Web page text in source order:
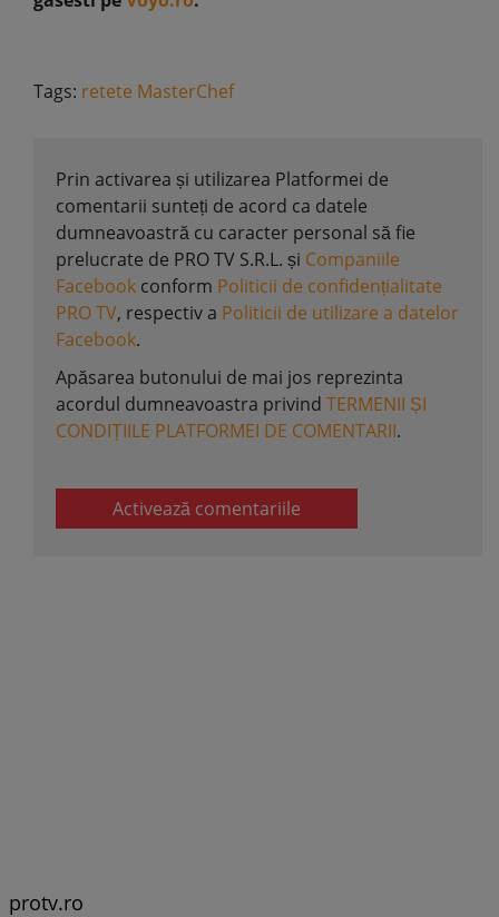
Tags: retete MasterChef
Prin activarea și utilizarea Platformei de
comentarii sunteți de acord ca datele
dumneavoastră cu caracter personal să fie
prelucrate de PRO TV S.R.L. și Companiile
Facebook conform Politicii de confidențialitate
PRO TV, respectiv a Politicii de utilizare a datelor
Facebook.
Apăsarea butonului de mai jos reprezinta
acordul dumneavoastra privind TERMENII ȘI
CONDIȚIILE PLATFORMEI DE COMENTARII.
Activează comentariile
protv.ro